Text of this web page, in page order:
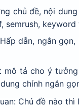
chủ đề, nội
semrush,
dẫn, ngắn
mô tả cho ý
chính ngắn
Chủ đề nào